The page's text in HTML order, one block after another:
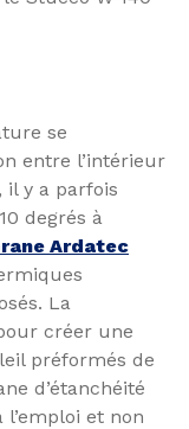
se
entre l’intérieur
il y a parfois
degrés à
Ardatec
La
créer une
préformés de
d’étanchéité
et non